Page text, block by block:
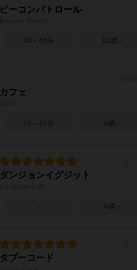
ビーコンパトロール
30～45分 10歳～
カフェ
20～45分 8歳～
ダンジョンイグジット
8歳～
タブーコード